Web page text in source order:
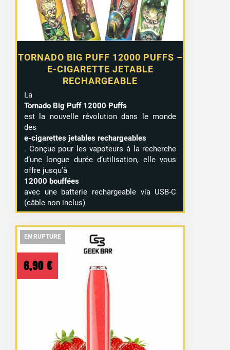
TORNADO BIG PUFF 12000 PUFFS –
E-CIGARETTE JETABLE
RECHARGEABLE
La
Tornado Big Puff 12000 Puffs
est la nouvelle révolution dans le monde
des
e-cigarettes jetables rechargeables
. Conçue pour les vapoteurs à la recherche
d’une longue durée d’utilisation, elle vous
offre jusqu’à
12000 bouffées
avec une batterie rechargeable via USB-C
(câble non inclus)
EN RUPTURE
EN RUPTURE
6,90 €
EN RUPTURE